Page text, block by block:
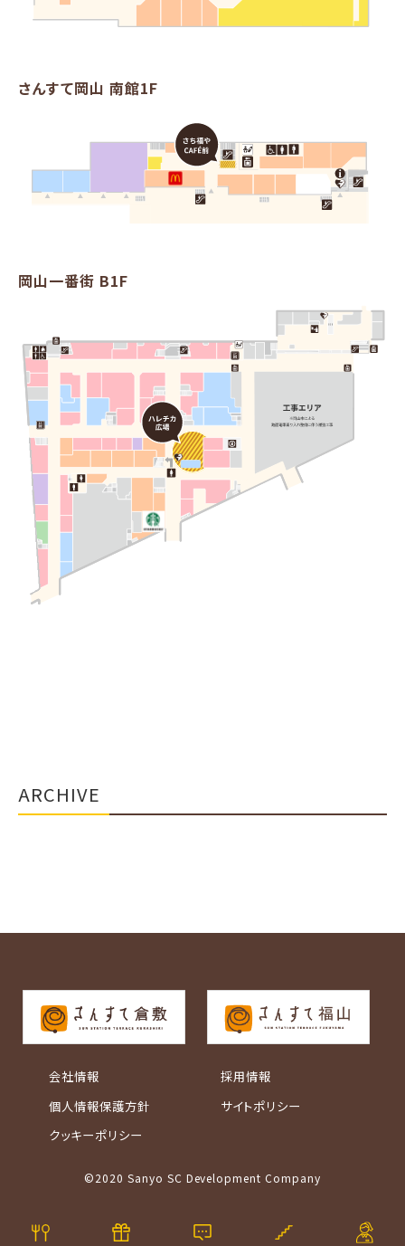
さんすて岡山 南館1F
岡山一番街 B1F
ARCHIVE
会社情報
個人情報保護方針
クッキーポリシー
採用情報
サイトポリシー
©2020 Sanyo SC Development Company